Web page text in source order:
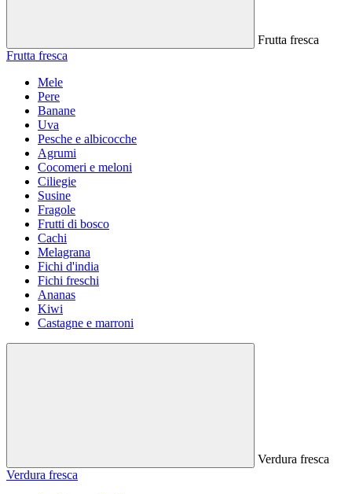
Frutta fresca
Frutta fresca
Mele
Pere
Banane
Uva
Pesche e albicocche
Agrumi
Cocomeri e meloni
Ciliegie
Susine
Fragole
Frutti di bosco
Cachi
Melagrana
Fichi d'india
Fichi freschi
Ananas
Kiwi
Castagne e marroni
Verdura fresca
Verdura fresca